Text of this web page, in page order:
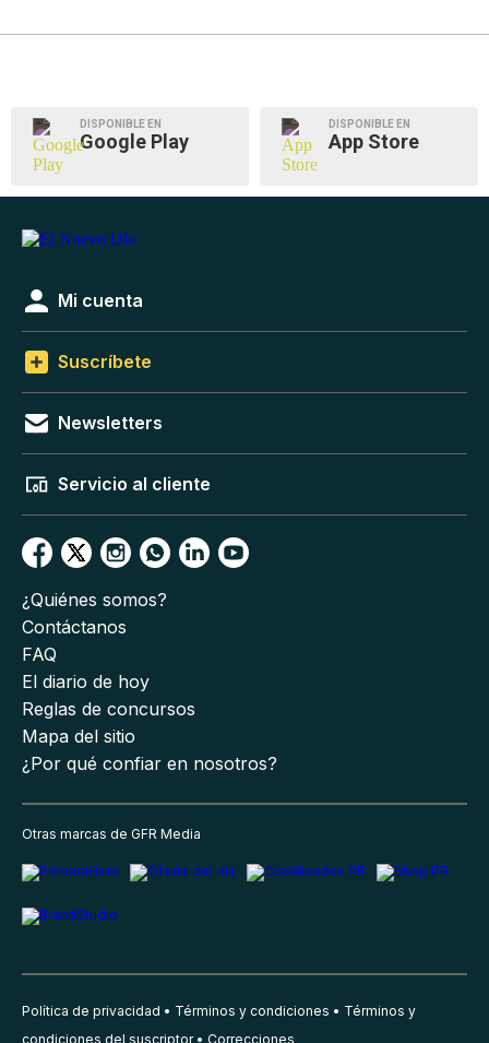
DISPONIBLE EN
Google Play
DISPONIBLE EN
App Store
Mi cuenta
Suscríbete
Newsletters
Servicio al cliente
¿Quiénes somos?
Contáctanos
FAQ
El diario de hoy
Reglas de concursos
Mapa del sitio
¿Por qué confiar en nosotros?
Otras marcas de GFR Media
Política de privacidad Términos y condiciones
Términos y
condiciones del suscriptor
Correcciones